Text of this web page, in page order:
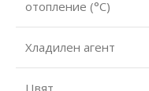
отопление (°С)
Хладилен агент